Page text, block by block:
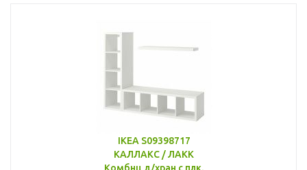
IKEA S09398717
КАЛЛАКС / ЛАКК
Комбнц д/хран с плк,